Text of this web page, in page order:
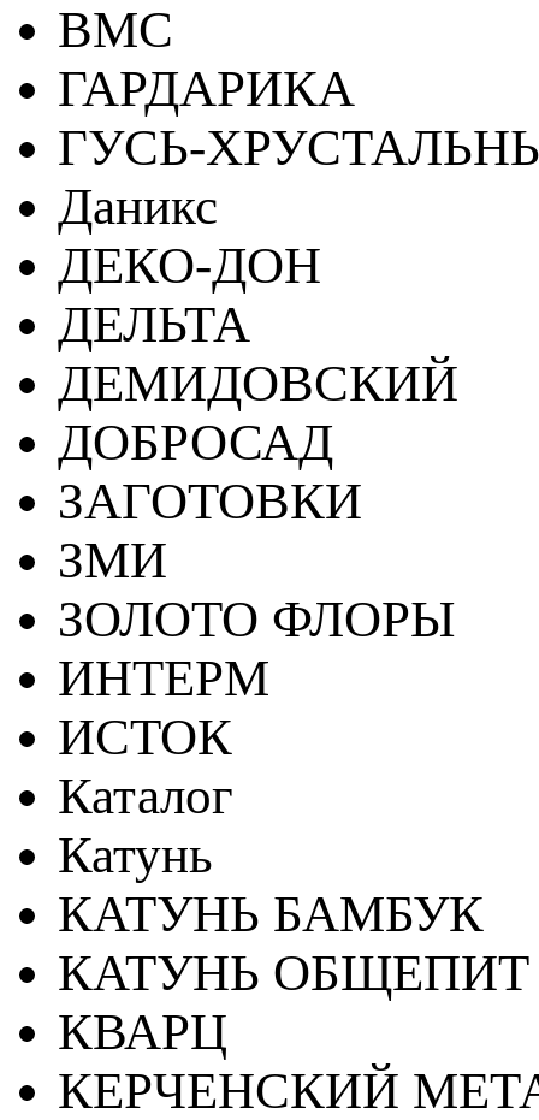
ВМС
ГАРДАРИКА
ГУСЬ-
Даникс
ДЕКО-ДОН
ДЕЛЬТА
ДЕМИДОВСКИЙ
ДОБРОСАД
ЗАГОТОВКИ
ЗМИ
ЗОЛОТО ФЛОРЫ
ИНТЕРМ
ИСТОК
Каталог
Катунь
КАТУНЬ БАМБУК
КАТУНЬ ОБЩЕПИТ
КВАРЦ
КЕРЧЕНСКИЙ